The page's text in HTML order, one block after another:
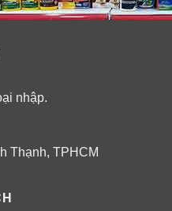
nhập.
Thạnh, TPHCM